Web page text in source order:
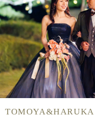
TOMOYA&HARUKA